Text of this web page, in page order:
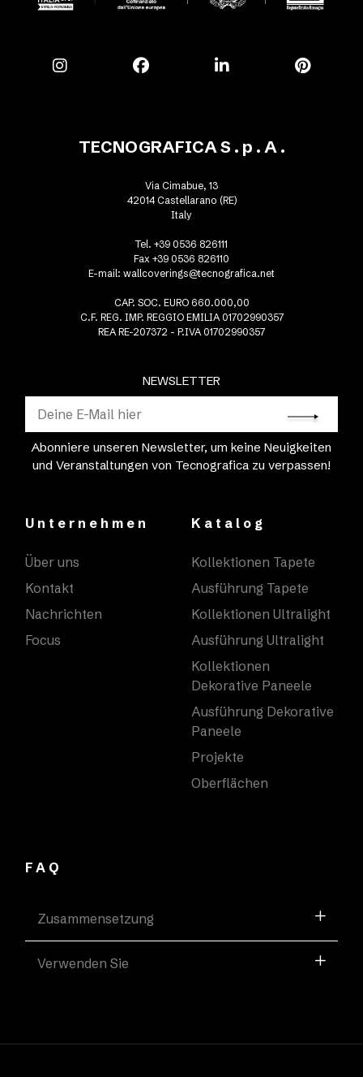
NEWSLETTER
Abonniere unseren Newsletter, um keine Neuigkeiten
und Veranstaltungen von Tecnografica zu verpassen!
TECNOGRAFICA S . p . A .
Via Cimabue, 13
42014 Castellarano (RE)
Italy
Tel. +39 0536 826111
Fax +39 0536 826110
E-mail: wallcoverings@tecnografica.net
CAP. SOC. EURO 660.000,00
C.F. REG. IMP. REGGIO EMILIA 01702990357
REA RE-207372 - P.IVA 01702990357
Unternehmen
Über uns
Kontakt
Nachrichten
Focus
Katalog
Kollektionen Tapete
Ausführung Tapete
Kollektionen Ultralight
Ausführung Ultralight
Kollektionen
Dekorative Paneele
Ausführung Dekorative
Paneele
Projekte
Oberflächen
FAQ
Zusammensetzung
Verwenden Sie